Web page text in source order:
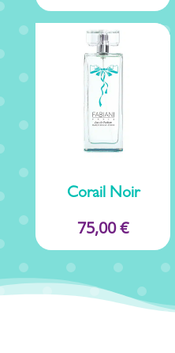
Corail Noir
75,00€